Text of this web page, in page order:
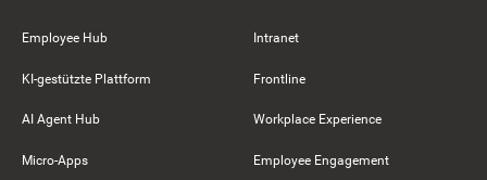
Employee Hub
KI-gestützte Plattform
AI Agent Hub
Micro-Apps
Intranet
Frontline
Workplace Experience
Employee Engagement